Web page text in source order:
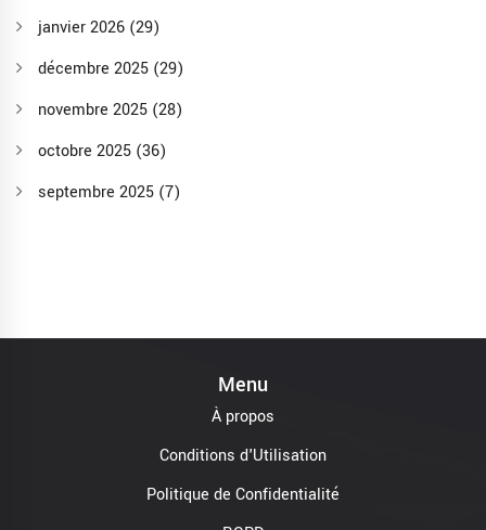
janvier 2026 (29)
décembre 2025 (29)
novembre 2025 (28)
octobre 2025 (36)
septembre 2025 (7)
Menu
À propos
Conditions d'Utilisation
Politique de Confidentialité